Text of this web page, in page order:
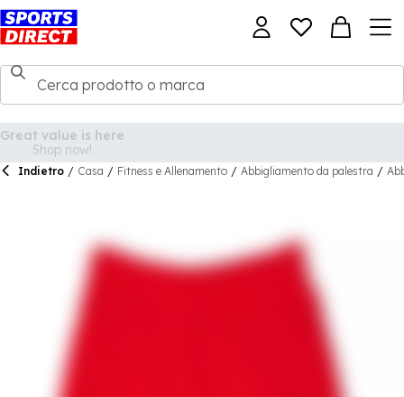
Indietro / Casa / Fitness e Allenamento / Abbigliamento da palestra /